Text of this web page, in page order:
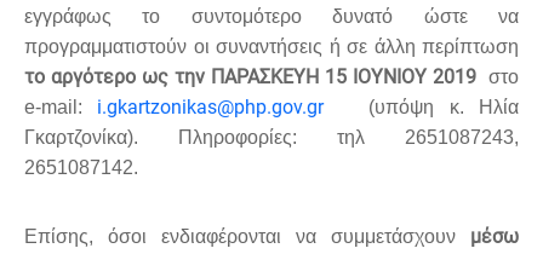
εγγράφως το συντομότερο δυνατό ώστε να
προγραμματιστούν οι συναντήσεις ή σε άλλη περίπτωση
το αργότερο ως την ΠΑΡΑΣΚΕΥΗ 15 ΙΟΥΝΙΟΥ 2019 στο
e-mail: i.gkartzonikas@php.gov.gr(υπόψη κ. Ηλία
Γκαρτζονίκα). Πληροφορίες: τηλ 2651087243,
2651087142.
Επίσης, όσοι ενδιαφέρονται να συμμετάσχουν μέσω